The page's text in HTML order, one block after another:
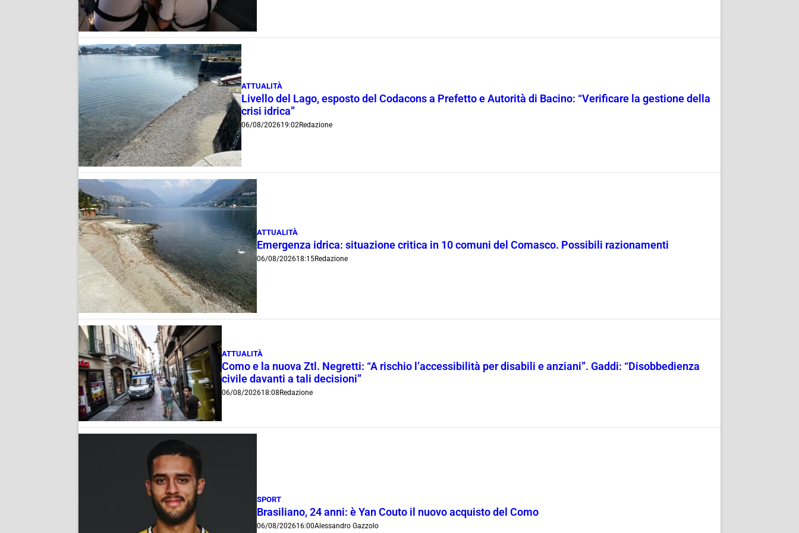
ATTUALITÀ
Livello del Lago, esposto del Codacons a Prefetto e Autorità di Bacino: “Verificare la gestione della
crisi idrica”
06/08/202619:02Redazione
ATTUALITÀ
Emergenza idrica: situazione critica in 10 comuni del Comasco. Possibili razionamenti
06/08/202618:15Redazione
ATTUALITÀ
Como e la nuova Ztl. Negretti: “A rischio l’accessibilità per disabili e anziani”. Gaddi: “Disobbedienza
civile davanti a tali decisioni”
06/08/202618:08Redazione
SPORT
Brasiliano, 24 anni: è Yan Couto il nuovo acquisto del Como
06/08/202616:00Alessandro Gazzolo